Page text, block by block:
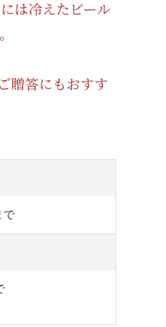
は冷えたビール
贈答にもおすす
で